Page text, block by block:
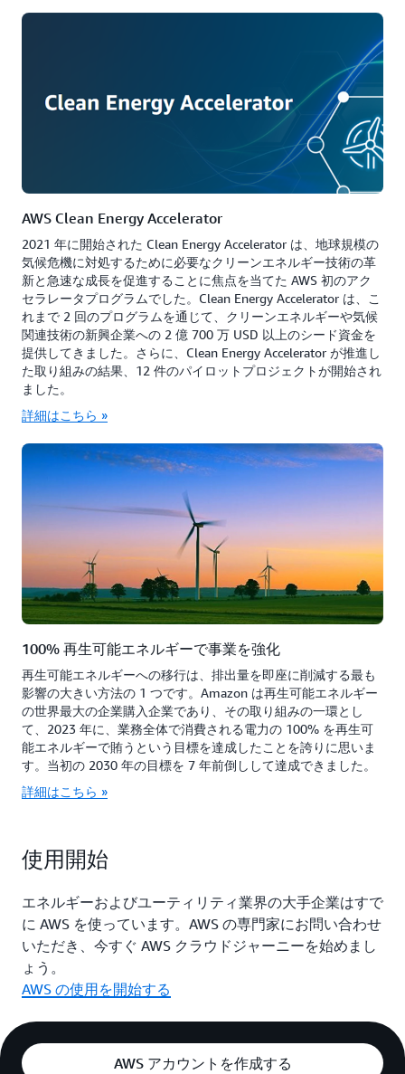
AWS Clean Energy Accelerator
2021 年に開始された Clean Energy Accelerator は、地球規模の
気候危機に対処するために必要なクリーンエネルギー技術の革
新と急速な成長を促進することに焦点を当てた AWS 初のアク
セラレータプログラムでした。Clean Energy Accelerator は、こ
れまで 2 回のプログラムを通じて、クリーンエネルギーや気候
関連技術の新興企業への 2 億 700 万 USD 以上のシード資金を
提供してきました。さらに、Clean Energy Accelerator が推進し
た取り組みの結果、12 件のパイロットプロジェクトが開始され
ました。
詳細はこちら »
100% 再生可能エネルギーで事業を強化
再生可能エネルギーへの移行は、排出量を即座に削減する最も
影響の大きい方法の 1 つです。Amazon は再生可能エネルギー
の世界最大の企業購入企業であり、その取り組みの一環とし
て、2023 年に、業務全体で消費される電力の 100% を再生可
能エネルギーで賄うという目標を達成したことを誇りに思いま
す。当初の 2030 年の目標を 7 年前倒しして達成できました。
詳細はこちら »
使用開始
エネルギーおよびユーティリティ業界の大手企業はすで
に AWS を使っています。AWS の専門家にお問い合わせ
いただき、今すぐ AWS クラウドジャーニーを始めまし
ょう。
AWS の使用を開始する
AWS アカウントを作成する